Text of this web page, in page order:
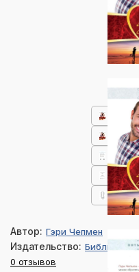
Автор: Гэри Чепмен
Издательство: Библия для
0 отзывов